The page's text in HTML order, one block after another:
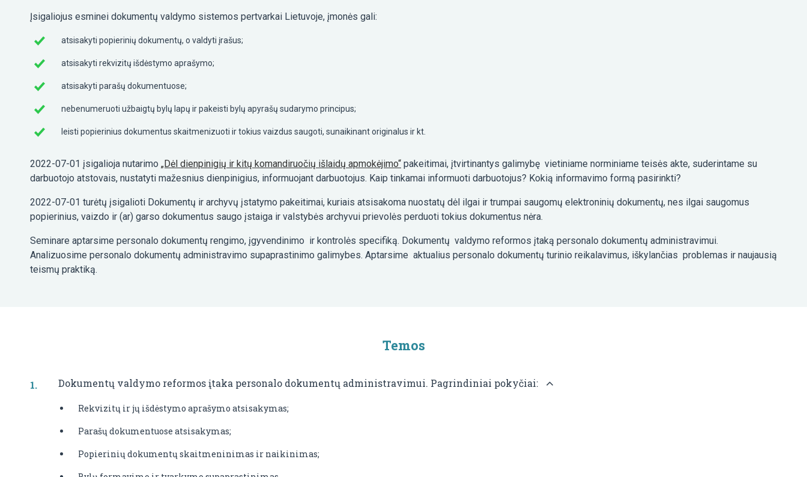
Įsigaliojus esminei dokumentų valdymo sistemos pertvarkai Lietuvoje, įmonės gali:
atsisakyti popierinių dokumentų, o valdyti įrašus;
atsisakyti rekvizitų išdėstymo aprašymo;
atsisakyti parašų dokumentuose;
nebenumeruoti užbaigtų bylų lapų ir pakeisti bylų apyrašų sudarymo principus;
leisti popierinius dokumentus skaitmenizuoti ir tokius vaizdus saugoti, sunaikinant originalus ir kt.
2022-07-01 įsigalioja nutarimo „Dėl dienpinigių ir kitų komandiruočių išlaidų apmokėjimo“ pakeitimai, įtvirtinantys galimybę vietiniame norminiame teisės akte, suderintame su
darbuotojo atstovais, nustatyti mažesnius dienpinigius, informuojant darbuotojus. Kaip tinkamai informuoti darbuotojus? Kokią informavimo formą pasirinkti?
2022-07-01 turėtų įsigalioti Dokumentų ir archyvų įstatymo pakeitimai, kuriais atsisakoma nuostatų dėl ilgai ir trumpai saugomų elektroninių dokumentų, nes ilgai saugomus
popierinius, vaizdo ir (ar) garso dokumentus saugo įstaiga ir valstybės archyvui prievolės perduoti tokius dokumentus nėra.
Seminare aptarsime personalo dokumentų rengimo, įgyvendinimo ir kontrolės specifiką. Dokumentų valdymo reformos įtaką personalo dokumentų administravimui.
Analizuosime personalo dokumentų administravimo supaprastinimo galimybes. Aptarsime aktualius personalo dokumentų turinio reikalavimus, iškylančias problemas ir naujausią
teismų praktiką.
Temos
Dokumentų valdymo reformos įtaka personalo dokumentų administravimui. Pagrindiniai pokyčiai:
Rekvizitų ir jų išdėstymo aprašymo atsisakymas;
Parašų dokumentuose atsisakymas;
Popierinių dokumentų skaitmeninimas ir naikinimas;